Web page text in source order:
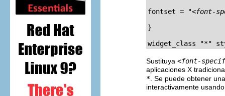
fontset = "<font-
}
widget_class "*"
Sustituya <font-
aplicaciones X
* . Se puede obtener
interactivamente